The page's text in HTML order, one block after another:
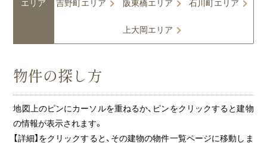
緒に住める
ミアム物件
駐車場付き
物件
間取りの広
い部屋
バス・トイ
レ別
エリア
関内エリア
吉野町エリ
ア
ア
石川町エリ
ア
屋一覧
金表
レジットカー
の方
ム
エリア 吉野町エリア 阪東橋エリア 石川町エリア
上大岡エリア
物件の探し方
地図上のピンにカーソルを重ねるか、ピンをクリックすると建物
の情報が表示されます。
【詳細】をクリックすると、その建物の物件一覧ページに移動しま